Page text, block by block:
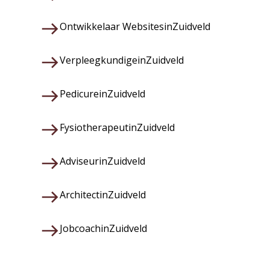
Ontwikkelaar WebsitesinZuidveld
VerpleegkundigeinZuidveld
PedicureinZuidveld
FysiotherapeutinZuidveld
AdviseurinZuidveld
ArchitectinZuidveld
JobcoachinZuidveld